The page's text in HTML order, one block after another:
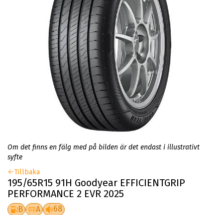
Om det finns en fälg med på bilden är det endast i illustrativt
syfte
Tillbaka
195/65R15 91H Goodyear EFFICIENTGRIP
PERFORMANCE 2 EVR 2025
B A 68